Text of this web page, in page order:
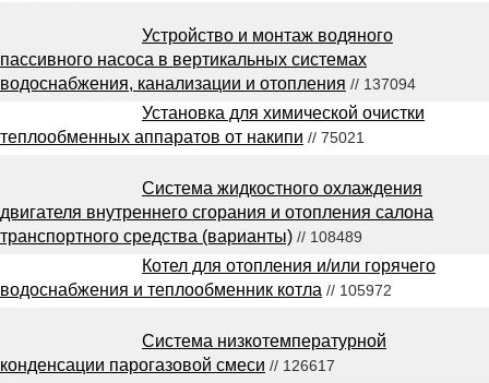
Устройство и монтаж водяного
пассивного насоса в вертикальных системах
водоснабжения, канализации и отопления // 137094
Установка для химической очистки
теплообменных аппаратов от накипи // 75021
Система жидкостного охлаждения
двигателя внутреннего сгорания и отопления салона
транспортного средства (варианты) // 108489
Котел для отопления и/или горячего
водоснабжения и теплообменник котла // 105972
Система низкотемпературной
конденсации парогазовой смеси // 126617